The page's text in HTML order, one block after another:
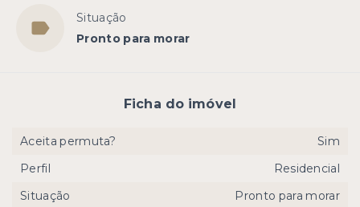
Situação
Pronto para morar
Ficha do imóvel
Aceita permuta?
Sim
Perfil
Residencial
Situação
Pronto para morar